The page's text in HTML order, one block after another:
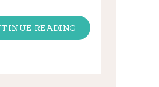
READING